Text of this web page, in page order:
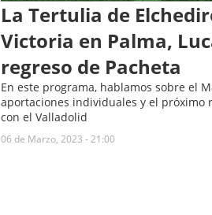
La Tertulia de
Victoria en Palma,
regreso de Pacheta
En este programa, hablamos sobre el
aportaciones individuales y el próximo
con el Valladolid
06 de Marzo, 2023 - 21:00